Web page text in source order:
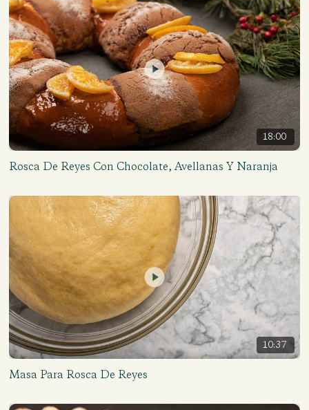
18:00
Rosca De Reyes Con Chocolate, Avellanas Y Naranja
10:37
Masa Para Rosca De Reyes